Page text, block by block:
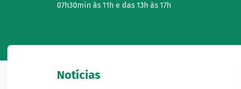
07h30min às 11h e das 13h às 17h
Notícias